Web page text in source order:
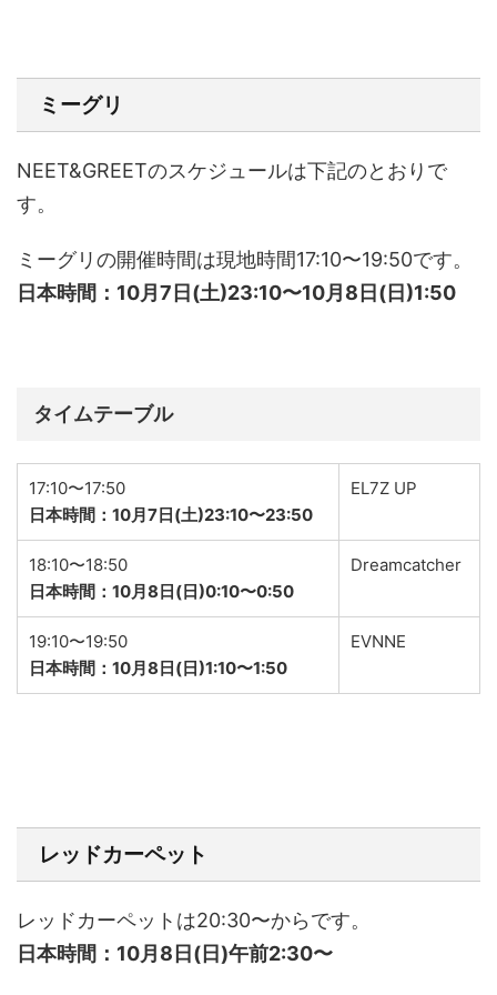
ミーグリ
NEET&GREETのスケジュールは下記のとおりで
す。
ミーグリの開催時間は現地時間17:10〜19:50です。
日本時間：10月7日(土)23:10〜10月8日(日)1:50
タイムテーブル
17:10〜17:50
日本時間：10月7日(土)23:10〜23:50
EL7Z UP
18:10〜18:50
日本時間：10月8日(日)0:10〜0:50
Dreamcatcher
19:10〜19:50
日本時間：10月8日(日)1:10〜1:50
EVNNE
レッドカーペット
レッドカーペットは20:30〜からです。
日本時間：10月8日(日)午前2:30〜